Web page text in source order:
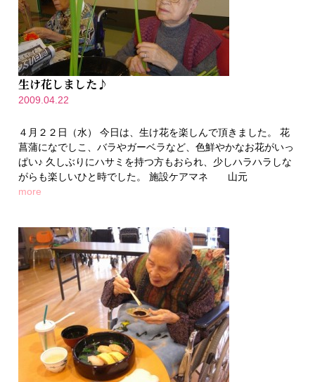
生け花しました♪
2009.04.22
４月２２日（水） 今日は、生け花を楽しんで頂きました。 花
菖蒲になでしこ、バラやガーベラなど、色鮮やかなお花がいっ
ぱい♪ 久しぶりにハサミを持つ方もおられ、少しハラハラしな
がらも楽しいひと時でした。 施設ケアマネ 山元
more